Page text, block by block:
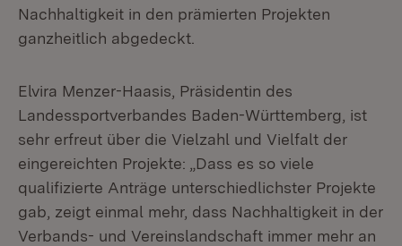
Nachhaltigkeit in den prämierten Projekten
ganzheitlich abgedeckt.
Elvira Menzer-Haasis, Präsidentin des
Landessportverbandes Baden-Württemberg, ist
sehr erfreut über die Vielzahl und Vielfalt der
eingereichten Projekte: „Dass es so viele
qualifizierte Anträge unterschiedlichster Projekte
gab, zeigt einmal mehr, dass Nachhaltigkeit in der
Verbands- und Vereinslandschaft immer mehr an